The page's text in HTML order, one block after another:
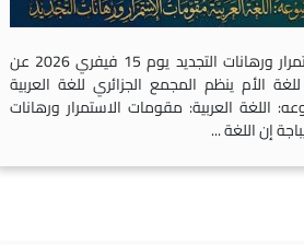
اللغة العربية: مقومات الاستمرار ورهانات التجديد يوم 15 فيفري 2026 عن
الأم ينظم المجمع الجزائري للغة العربية
العربية: مقومات الاستمرار ورهانات